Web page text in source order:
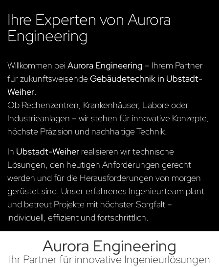
Ihre Experten von Aurora
Engineering
Willkommen beiAurora Engineering – Ihrem Partner
für zukunftsweisendeGebäudetechnik in Ubstadt-
Weiher.
Ob Rechenzentren, Krankenhäuser, Labore oder
Industrieanlagen – wir stehen für innovative Konzepte,
höchste Präzision und nachhaltige Technik.
In Ubstadt-Weiher realisieren wir technische
Lösungen, den heutigen Anforderungen gerecht
werden und für die Herausforderungen von morgen
gerüstet sind. Unser erfahrenes Ingenieurteam plant
und betreut Projekte mit höchster Sorgfalt –
individuell, effizient und fortschrittlich.
Aurora Engineering
Ihr Partner für innovative Ingenieurlösungen